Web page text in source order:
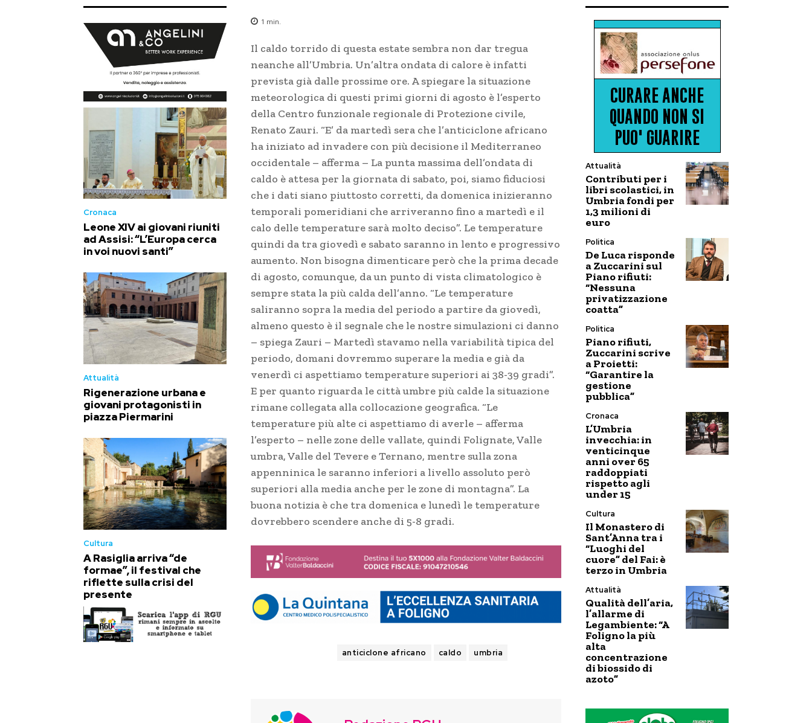
Cronaca
Leone XIV ai giovani riuniti
ad Assisi: “L’Europa cerca
in voi nuovi santi”
Attualità
Rigenerazione urbana e
giovani protagonisti in
piazza Piermarini
Cultura
A Rasiglia arriva “de
formae”, il festival che
riflette sulla crisi del
presente
1 min.
Il caldo torrido di questa estate sembra non dar tregua
neanche all’Umbria. Un’altra ondata di calore è infatti
prevista già dalle prossime ore. A spiegare la situazione
meteorologica di questi primi giorni di agosto è l’esperto
della Centro funzionale regionale di Protezione civile,
Renato Zauri. “E’ da martedì sera che l’anticiclone africano
ha iniziato ad invadere con più decisione il Mediterraneo
occidentale – afferma – La punta massima dell’ondata di
caldo è attesa per la giornata di sabato, poi, siamo fiduciosi
che i dati siano piuttosto corretti, da domenica inizieranno
temporali pomeridiani che arriveranno fino a martedì e il
calo delle temperature sarà molto deciso”. Le temperature
quindi da tra giovedì e sabato saranno in lento e progressivo
aumento. Non bisogna dimenticare però che la prima decade
di agosto, comunque, da un punto di vista climatologico è
sempre stata la più calda dell’anno. “Le temperature
saliranno sopra la media del periodo a partire da giovedì,
almeno questo è il segnale che le nostre simulazioni ci danno
– spiega Zauri – Martedì stavamo nella variabilità tipica del
periodo, domani dovremmo superare la media e già da
venerdì ci aspettiamo temperature superiori ai 38-39 gradi”.
E per quanto riguarda le città umbre più calde la situazione
rimane collegata alla collocazione geografica. “Le
temperature più alte ci aspettiamo di averle – afferma
l’esperto – nelle zone delle vallate, quindi Folignate, Valle
umbra, Valle del Tevere e Ternano, mentre sulla zona
appenninica le saranno inferiori a livello assoluto però
superiori alla media anche per le zone di montagna”. La
buona notizia è che tra domenica e lunedì le temperature
dovrebbero scendere anche di 5-8 gradi.
anticiclone africano caldo umbria
Attualità
Contributi per i
libri scolastici, in
Umbria fondi per
1,3 milioni di
euro
Politica
De Luca risponde
a Zuccarini sul
Piano rifiuti:
“Nessuna
privatizzazione
coatta”
Politica
Piano rifiuti,
Zuccarini scrive
a Proietti:
“Garantire la
gestione
pubblica”
Cronaca
L’Umbria
invecchia: in
venticinque
anni over 65
raddoppiati
rispetto agli
under 15
Cultura
Il Monastero di
Sant’Anna tra i
“Luoghi del
cuore” del Fai: è
terzo in Umbria
Attualità
Qualità dell’aria,
l’allarme di
Legambiente: “A
Foligno la più
alta
concentrazione
di biossido di
azoto”